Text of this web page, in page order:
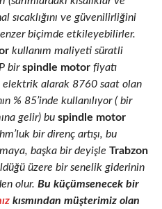
sıcaklığını ve güvenilirliğini
biçimde etkileyebilirler.
kullanım maliyeti süratli
birspindle motor fiyatı
alarak 8760 saat olan
% 85’inde kullanılıyor ( bir
gelir) bu spindle motor
bir direnç artışı, bu
başka bir deyişle Trabzon
üzere bir senelik giderinin
olur. Bu küçümsenecek bir
kısmından müşterimiz olan